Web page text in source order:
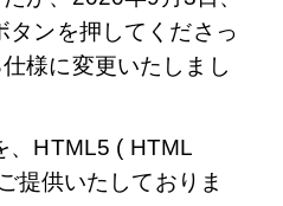
ンを押してくださっ
様に変更いたしまし
、HTML5 ( HTML
提供いたしておりま